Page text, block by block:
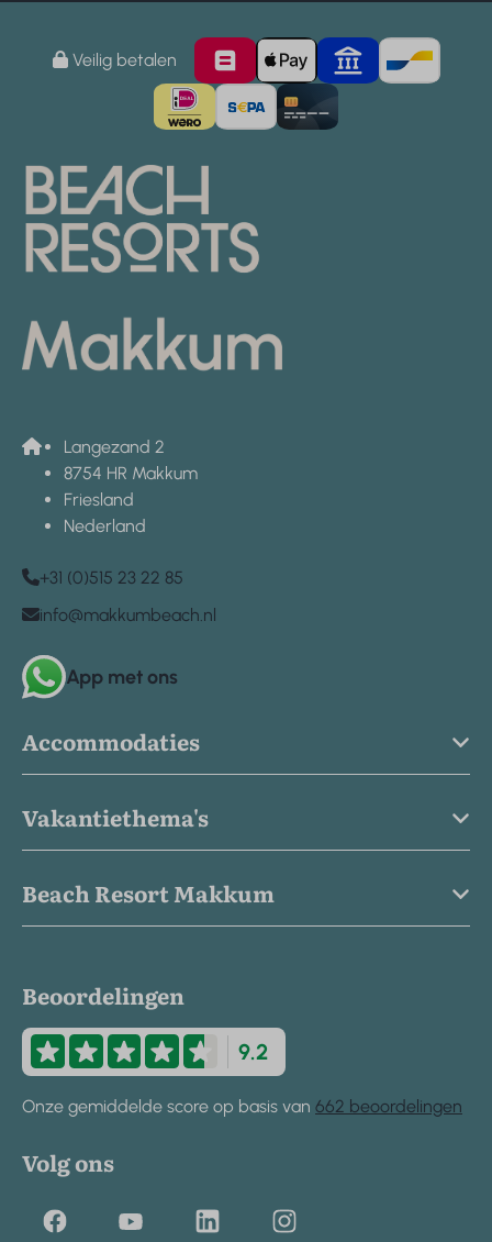
Veilig betalen
Langezand 2
8754 HR Makkum
Friesland
Nederland
+31 (0)515 23 22 85
info@makkumbeach.nl
App met ons
Accommodaties
Vakantiethema's
Beach Resort Makkum
Beoordelingen
9.2
Onze gemiddelde score op basis van 662 beoordelingen
Volg ons